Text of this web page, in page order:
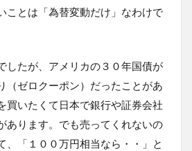
ことは「為替変動だけ」なわけで
したが、アメリカの３０年国債が
（ゼロクーポン）だったことがあ
買いたくて日本で銀行や証券会社
あります。でも売ってくれないの
、「１００万円相当なら・・」と